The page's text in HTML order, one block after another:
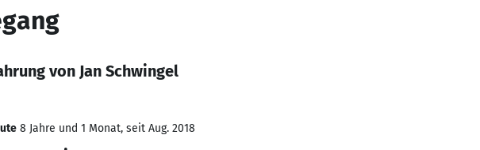
von Jan Schwingel
8 Jahre und 1 Monat, seit Aug. 2018